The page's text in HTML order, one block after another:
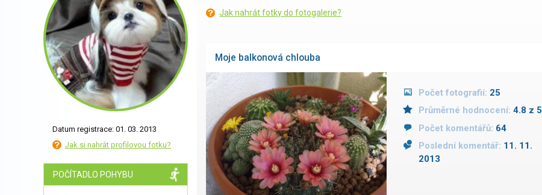
Datum registrace: 01. 03. 2013
Jak si nahrát profilovou fotku?
POČÍTADLO POHYBU
Jak nahrát fotky do fotogalerie?
Moje balkonová chlouba
Počet fotografií: 25
Průměrné hodnocení: 4.8 z 5
Počet komentářů: 64
Poslední komentář: 11. 11.
2013